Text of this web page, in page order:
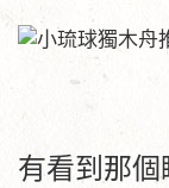
有看到那